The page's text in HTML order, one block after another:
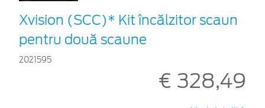
Xvision (SCC)* Kit încălzitor scaun
pentru două scaune
2021595
€ 328,49